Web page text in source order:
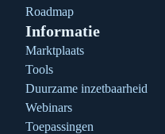
Roadmap
Informatie
Marktplaats
Tools
Duurzame inzetbaarheid
Webinars
Toepassingen